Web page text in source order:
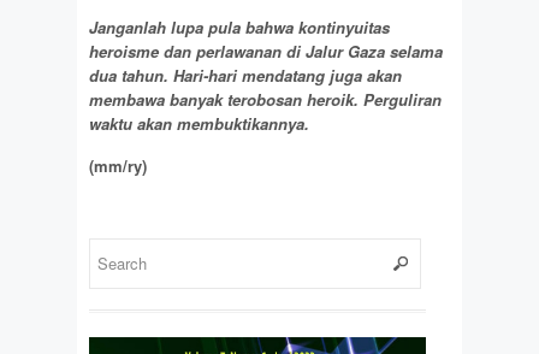
Janganlah lupa pula bahwa kontinyuitas
heroisme dan perlawanan di Jalur Gaza selama
dua tahun. Hari-hari mendatang juga akan
membawa banyak terobosan heroik. Perguliran
waktu akan membuktikannya.
(mm/ry)